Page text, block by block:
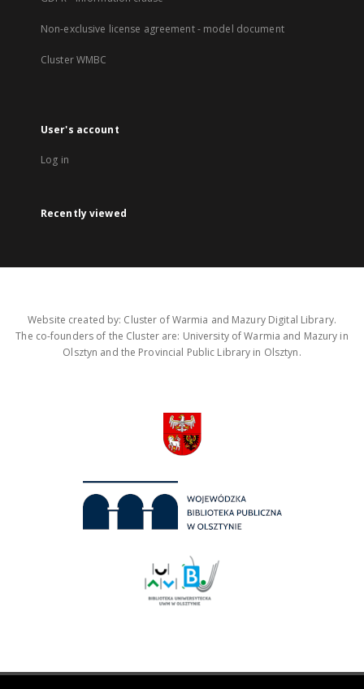
Non-exclusive license agreement - model document
Cluster WMBC
User's account
Log in
Recently viewed
Website created by: Cluster of Warmia and Mazury Digital Library.
The co-founders of the Cluster are: University of Warmia and Mazury in
Olsztyn and the Provincial Public Library in Olsztyn.